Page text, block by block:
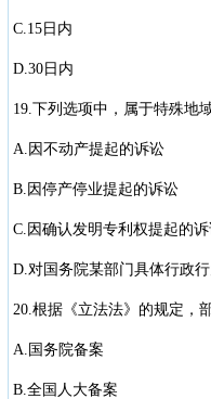
C.15日内
D.30日内
19.下列选项中，属于特殊地
A.因不动产提起的诉讼
B.因停产停业提起的诉讼
C.因确认发明专利权提起的诉
D.对国务院某部门具体行政
20.根据《立法法》的规定，
A.国务院备案
B.全国人大备案